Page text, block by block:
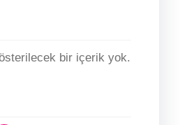
bir içerik yok.